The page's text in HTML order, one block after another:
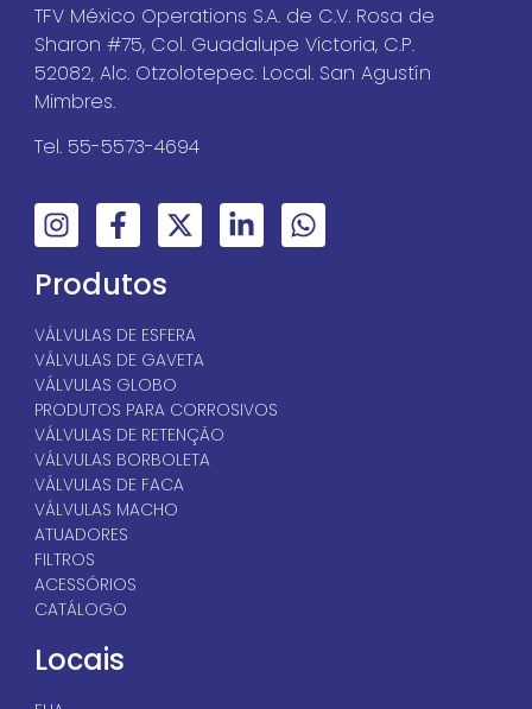
TFV México Operations S.A. de C.V. Rosa de
Sharon #75, Col. Guadalupe Victoria, C.P.
52082, Alc. Otzolotepec. Local. San Agustín
Mimbres.
Tel. 55-5573-4694
Produtos
VÁLVULAS DE ESFERA
VÁLVULAS DE GAVETA
VÁLVULAS GLOBO
PRODUTOS PARA CORROSIVOS
VÁLVULAS DE RETENÇÃO
VÁLVULAS BORBOLETA
VÁLVULAS DE FACA
VÁLVULAS MACHO
ATUADORES
FILTROS
ACESSÓRIOS
CATÁLOGO
Locais